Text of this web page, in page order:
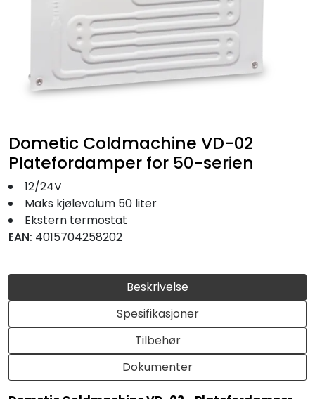
Beskrivelse
Spesifikasjoner
Tilbehør
Dokumenter
Dometic Coldmachine VD-02
Platefordamper for 50-serien
12/24V
Maks kjølevolum 50 liter
Ekstern termostat
EAN: 4015704258202
Fritid/Sikkerhet
Båtpleie/Opplag
Nyheter